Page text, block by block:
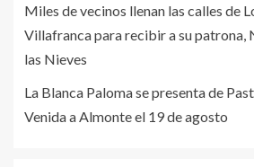
Miles de vecinos llenan las calles de
Villafranca para recibir a su patrona,
las Nieves
La Blanca Paloma se presenta de
Venida a Almonte el 19 de agosto